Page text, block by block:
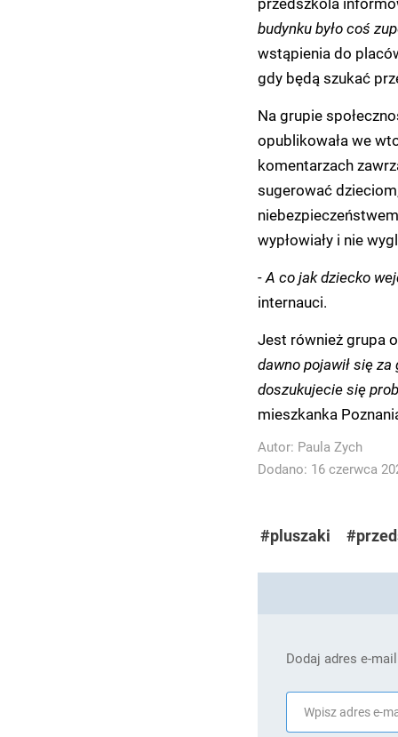
budynku było coś
wstąpienia do
gdy będą szukać
Na grupie
opublikowała we
komentarzach
sugerować
wypłowiały i nie
- A co jak dziecko
internauci.
Jest również grupa
dawno pojawił się
doszukujecie się
mieszkanka
Autor: Paula Zych
Dodano: 16 czerwca
#pluszaki
Dodaj adres e-